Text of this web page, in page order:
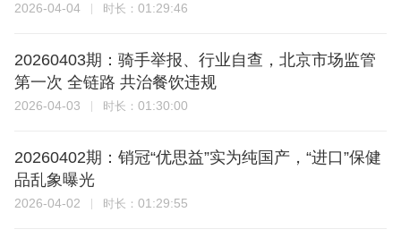
2026-04-04 时长： 01:29:46
20260403期：骑手举报、行业自查，北京市场监管
第一次 全链路 共治餐饮违规
2026-04-03 时长： 01:30:00
20260402期：销冠“优思益”实为纯国产，“进口”保健
品乱象曝光
2026-04-02 时长： 01:29:55